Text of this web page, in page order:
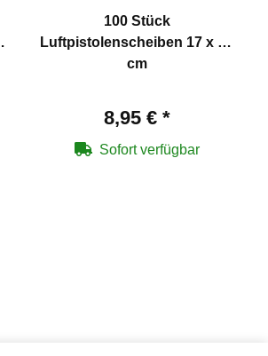
100 Stück
Luftpistolenscheiben 17 x 17
cm
8,95 € *
Sofort verfügbar